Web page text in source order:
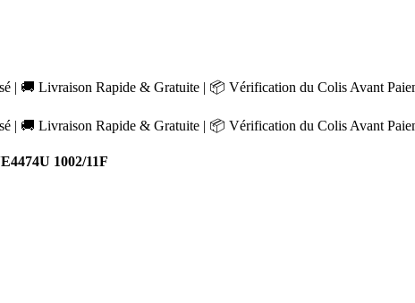
| 🚚 Livraison Rapide & Gratuite | 📦 Vérification du Colis Avant
| 🚚 Livraison Rapide & Gratuite | 📦 Vérification du Colis Avant
1002/11F